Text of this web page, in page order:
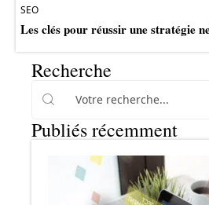
SEO
Les clés pour réussir une stratégie
Recherche
Publiés récemment